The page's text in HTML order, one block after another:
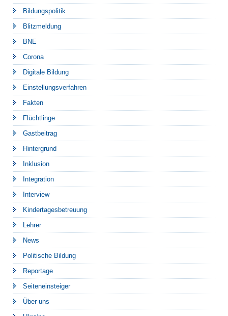
Bildungspolitik
Blitzmeldung
BNE
Corona
Digitale Bildung
Einstellungsverfahren
Fakten
Flüchtlinge
Gastbeitrag
Hintergrund
Inklusion
Integration
Interview
Kindertagesbetreuung
Lehrer
News
Politische Bildung
Reportage
Seiteneinsteiger
Über uns